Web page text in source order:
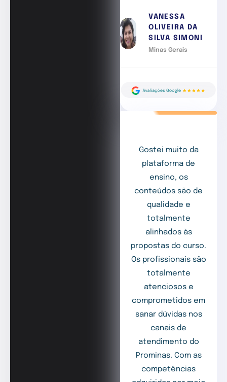
VANESSA
OLIVEIRA DA
SILVA SIMONI
Minas Gerais
Gostei muito da
plataforma de
ensino, os
conteúdos são de
qualidade e
totalmente
alinhados às
propostas do curso.
Os profissionais são
totalmente
atenciosos e
comprometidos em
sanar dúvidas nos
canais de
atendimento do
Prominas. Com as
competências